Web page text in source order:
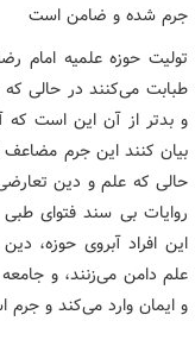
جرم شده و ضامن است
تولیت حوزه علمیه امام
طبابت می‌کنند در حالی
و بدتر از آن این است که
بیان کنند این جرم مضاعف
حالی که علم و دین تعارضی
روایات بی سند فتوای
این افراد آبروی حوزه،
علم دامن می‌زنند، و
و ایمان وارد می‌کند و جرم